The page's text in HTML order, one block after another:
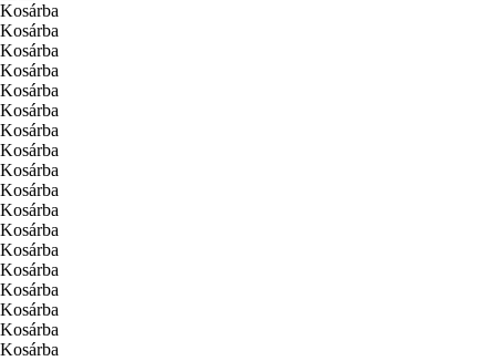
Kosárba
Kosárba
Kosárba
Kosárba
Kosárba
Kosárba
Kosárba
Kosárba
Kosárba
Kosárba
Kosárba
Kosárba
Kosárba
Kosárba
Kosárba
Kosárba
Kosárba
Kosárba